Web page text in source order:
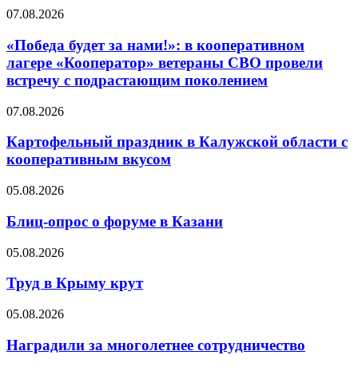
07.08.2026
«Победа будет за нами!»: в кооперативном
лагере «Кооператор» ветераны СВО провели
встречу с подрастающим поколением
07.08.2026
Картофельный праздник в Калужской области с
кооперативным вкусом
05.08.2026
Блиц-опрос о форуме в Казани
05.08.2026
Труд в Крыму крут
05.08.2026
Наградили за многолетнее сотрудничество